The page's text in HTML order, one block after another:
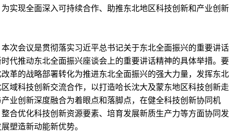
实现全面深入可持续合作、助推东北地区科技创新和产业创新
会议是贯彻落实习近平总书记关于东北全面振兴的重要讲话
代推动东北全面振兴座谈会上的重要讲话精神的具体举措。要
革的战略部署转化为推进东北全面振兴的强大力量，发挥东北
域科技创新交流合作，以打造哈长沈大及蒙东地区科技创新走
业创新深度融合为着眼点和落脚点，在健全科技创新协同机
合优化科技创新资源要素、培育发展新质生产力等方面协同发
塑造新动能新优势。